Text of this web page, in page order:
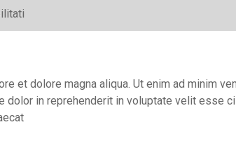
et dolore magna aliqua. Ut enim ad minim
dolor in reprehenderit in voluptate velit esse